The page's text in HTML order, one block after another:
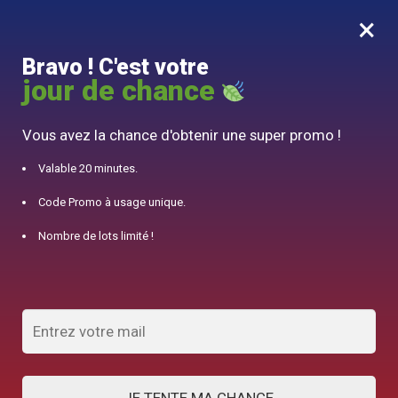
0
10% offert pour 50€ d’achats avec le code DJINN10
×
Bravo ! C'est votre
jour de chance
Vous avez la chance d'obtenir une super promo !
Valable 20 minutes.
Code Promo à usage unique.
Nombre de lots limité !